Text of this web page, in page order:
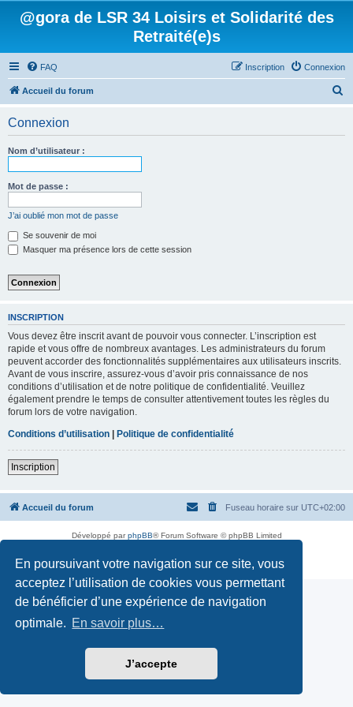
En poursuivant votre navigation sur ce site, vous
acceptez l’utilisation de cookies vous permettant
de bénéficier d’une expérience de navigation
optimale. En savoir plus…
J’accepte
@gora de LSR 34 Loisirs et Solidarité des
Retraité(e)s
FAQ Connexion
Inscription
Accueil du forum
Connexion
Nom d’utilisateur :
Mot de passe :
J’ai oublié mon mot de passe
Se souvenir de moi
Masquer ma présence lors de cette session
INSCRIPTION
Vous devez être inscrit avant de pouvoir vous connecter. L’inscription est
rapide et vous offre de nombreux avantages. Les administrateurs du forum
peuvent accorder des fonctionnalités supplémentaires aux utilisateurs inscrits.
Avant de vous inscrire, assurez-vous d’avoir pris connaissance de nos
conditions d’utilisation et de notre politique de confidentialité. Veuillez
également prendre le temps de consulter attentivement toutes les règles du
forum lors de votre navigation.
Conditions d’utilisation | Politique de confidentialité
Inscription
Accueil du forum Fuseau horaire sur UTC+02:00
Développé parphpBB® Forum Software © phpBB Limited
Confidentialité|Conditions